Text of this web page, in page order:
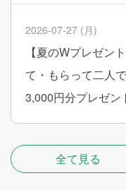
2026-07-27 (月)
【夏のWプレゼン
て・もらって二人
3,000円分プレゼン
全て見る